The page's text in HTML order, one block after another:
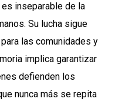
inseparable de la
Su lucha sigue
las comunidades y
implica garantizar
defienden los
nunca más se repita